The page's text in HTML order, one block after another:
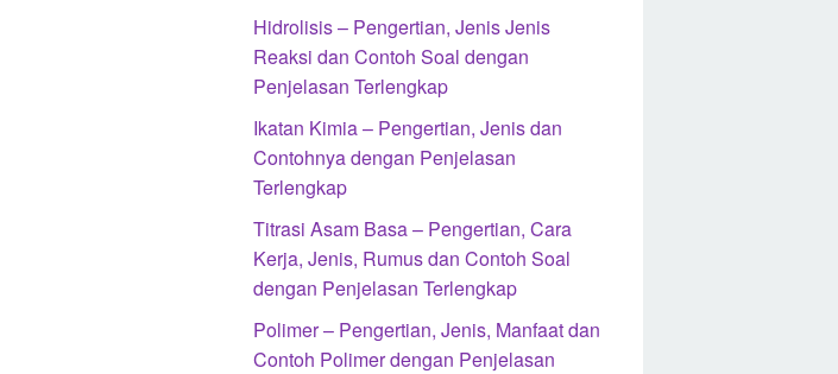
Hidrolisis – Pengertian, Jenis Jenis
Reaksi dan Contoh Soal dengan
Penjelasan Terlengkap
Ikatan Kimia – Pengertian, Jenis dan
Contohnya dengan Penjelasan
Terlengkap
Titrasi Asam Basa – Pengertian, Cara
Kerja, Jenis, Rumus dan Contoh Soal
dengan Penjelasan Terlengkap
Polimer – Pengertian, Jenis, Manfaat dan
Contoh Polimer dengan Penjelasan